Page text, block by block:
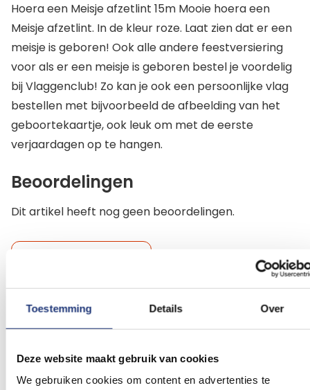
Toestemming Details Over
Deze website maakt gebruik van cookies
We gebruiken cookies om content en advertenties te
Hoera een Meisje afzetlint 15m Mooie hoera een
Meisje afzetlint. In de kleur roze. Laat zien dat er een
meisje is geboren! Ook alle andere feestversiering
voor als er een meisje is geboren bestel je voordelig
bij Vlaggenclub! Zo kan je ook een persoonlijke vlag
bestellen met bijvoorbeeld de afbeelding van het
geboortekaartje, ook leuk om met de eerste
verjaardagen op te hangen.
Beoordelingen
Dit artikel heeft nog geen beoordelingen.
Gerelateerde producten
toe
toe